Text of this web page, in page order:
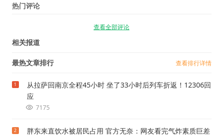
热门评论
查看全部评论
相关报道
最热文章排行 查看排行详情
1
从拉萨回南京全程45小时 坐了33小时后列车折返！12306回
应
7175
2 胖东来直饮水被居民占用 官方无奈：网友看完气炸素质巨差